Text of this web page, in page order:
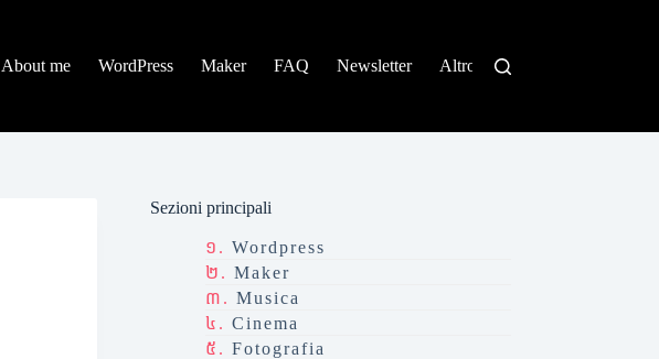
About me WordPress Maker FAQ Newsletter Altro
Sezioni principali
Wordpress
Maker
Musica
Cinema
Fotografia